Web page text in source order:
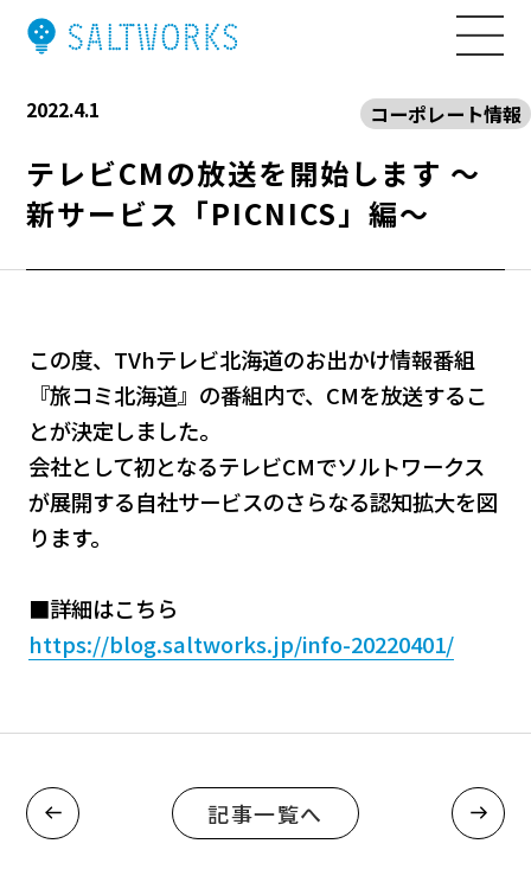
私たちについて
ニュース
ブログ
採用情報
お問い合わせ
2022.4.1 コーポレート情報
テレビCMの放送を開始します ～
新サービス「PICNICS」編～
この度、TVhテレビ北海道のお出かけ情報番組
『旅コミ北海道』の番組内で、CMを放送するこ
とが決定しました。
会社として初となるテレビCMでソルトワークス
が展開する自社サービスのさらなる認知拡大を図
ります。
■詳細はこちら
https://blog.saltworks.jp/info-20220401/
記事一覧へ